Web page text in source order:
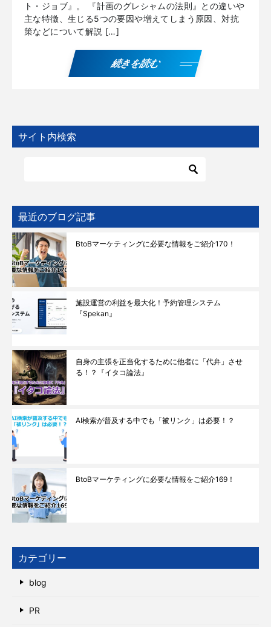
ト・ジョブ』。 『計画のグレシャムの法則』との違いや
主な特徴、生じる5つの要因や増えてしまう原因、対抗
策などについて解説 […]
続きを読む
サイト内検索
最近のブログ記事
BtoBマーケティングに必要な情報をご紹介170！
施設運営の利益を最大化！予約管理システム
『Spekan』
自身の主張を正当化するために他者に「代弁」させ
る！？『イタコ論法』
AI検索が普及する中でも「被リンク」は必要！？
BtoBマーケティングに必要な情報をご紹介169！
カテゴリー
blog
PR